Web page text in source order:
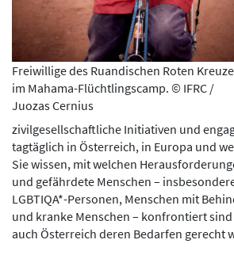
Freiwillige des Ruandischen Roten
im Mahama-Flüchtlingscamp. © IFRC /
Juozas Cernius
zivilgesellschaftliche Initiativen und
tagtäglich in Österreich, in Europa und
Sie wissen, mit welchen
und gefährdete Menschen –
LGBTIQA*-Personen, Menschen mit
und kranke Menschen – konfrontiert
auch Österreich deren Bedarfen gerecht